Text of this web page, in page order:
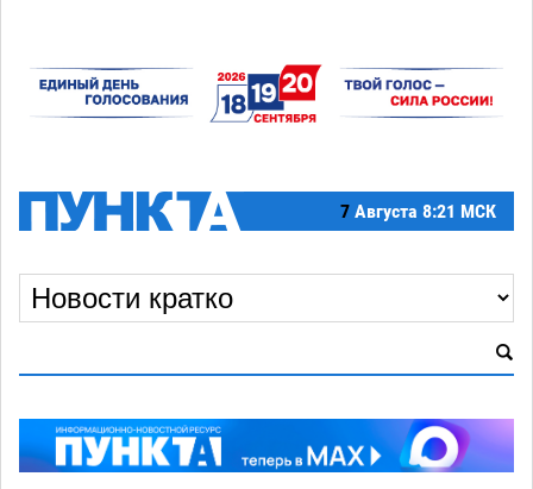
7 Августа 8:21 МСК